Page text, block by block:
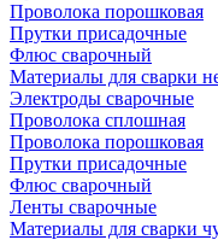
Проволока порошковая
Прутки присадочные
Флюс сварочный
Материалы для сварки
Электроды сварочные
Проволока сплошная
Проволока порошковая
Прутки присадочные
Флюс сварочный
Ленты сварочные
Материалы для сварки